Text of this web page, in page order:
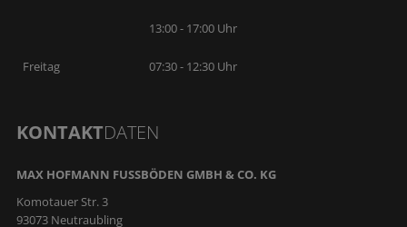
13:00 - 17:00 Uhr
Freitag 07:30 - 12:30 Uhr
KONTAKTDATEN
MAX HOFMANN FUSSBÖDEN GMBH & CO. KG
Komotauer Str. 3
93073 Neutraubling